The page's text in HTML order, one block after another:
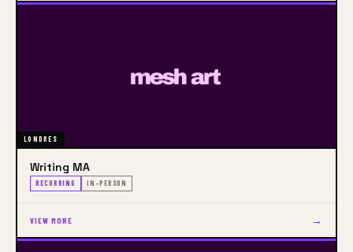
LONDRES
Writing MA
RECURRING IN-PERSON
VIEW MORE →